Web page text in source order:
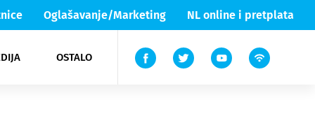
Oglašavanje/Marketing NL online i pretplata
OSTALO
Lika & Senj
TV